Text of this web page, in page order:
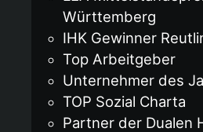
Württemberg
IHK Gewinner
Top Arbeitgeber
Unternehmer des
TOP Sozial Charta
Partner der Dualen